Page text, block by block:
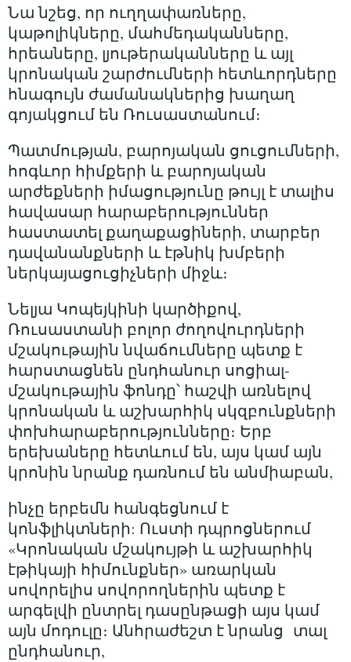
Նա նշեց, որ ուղղափառները,
կաթոլիկները, մահմեդականները,
հրեաները, լյութերականները և այլ
կրոնական շարժումների հետևորդները
հնագույն ժամանակներից խաղաղ
գոյակցում են Ռուսաստանում։
Պատմության, բարոյական ցուցումների,
հոգևոր հիմքերի և բարոյական
արժեքների իմացությունը թույլ է տալիս
հավասար հարաբերություններ
հաստատել քաղաքացիների, տարբեր
դավանանքների և էթնիկ խմբերի
ներկայացուցիչների միջև։
Նելյա Կոպեյկինի կարծիքով,
Ռուսաստանի բոլոր ժողովուրդների
մշակութային նվաճումները պետք է
հարստացնեն ընդհանուր սոցիալ-
մշակութային ֆոնդը՝ հաշվի առնելով
կրոնական և աշխարհիկ սկզբունքների
փոխհարաբերությունները։ Երբ
երեխաները հետևում են, այս կամ այն
կրոնին նրանք դառնում են անմիաբան,
ինչը երբեմն հանգեցնում է
կոնֆլիկտների: Ուստի դպրոցներում
«Կրոնական մշակույթի և աշխարհիկ
էթիկայի հիմունքներ» առարկան
սովորելիս սովորողներին պետք է
արգելվի ընտրել դասընթացի այս կամ
այն մոդուլը։ Անհրաժեշտ է նրանց տալ
ընդհանուր,